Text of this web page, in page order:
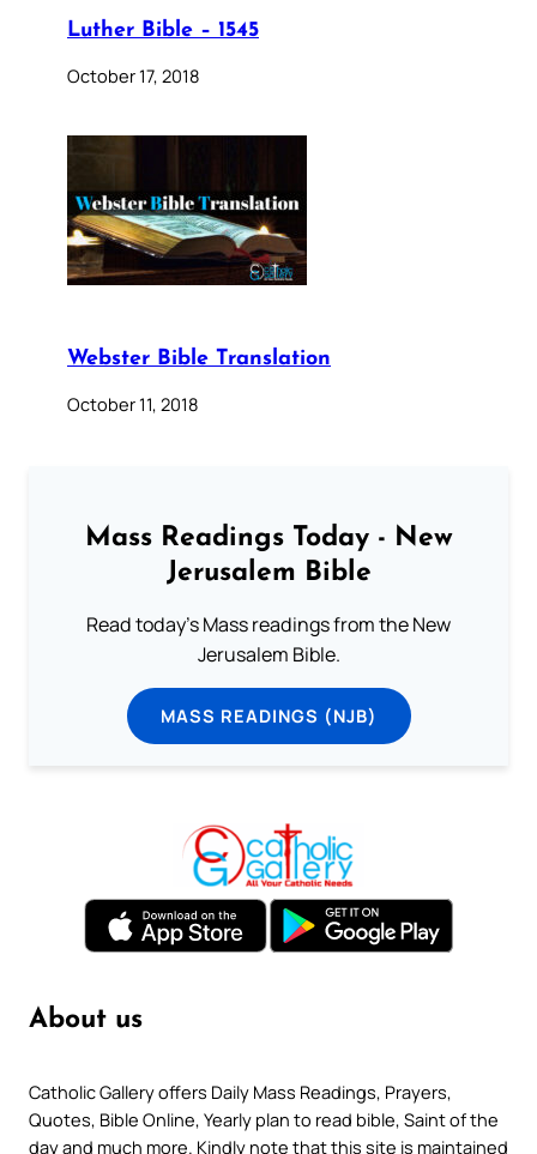
Luther Bible – 1545
October 17, 2018
Webster Bible Translation
October 11, 2018
Mass Readings Today - New
Jerusalem Bible
Read today's Mass readings from the New
Jerusalem Bible.
MASS READINGS (NJB)
About us
Catholic Gallery offers Daily Mass Readings, Prayers,
Quotes, Bible Online, Yearly plan to read bible, Saint of the
day and much more. Kindly note that this site is maintained